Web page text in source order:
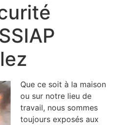
Que ce soit à la maison
ou sur notre lieu de
travail, nous sommes
toujours exposés aux